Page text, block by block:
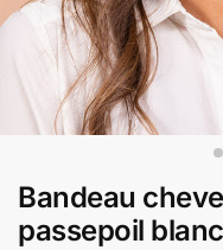
Bandeau
passepoil